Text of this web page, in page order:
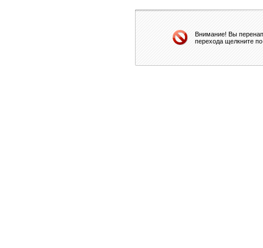
Внимание! Вы
перехода щелкните